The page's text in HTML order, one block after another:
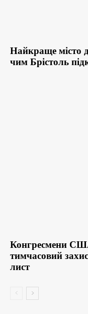
Найкраще місто
чим Брістоль
Конгресмени
тимчасовий
лист